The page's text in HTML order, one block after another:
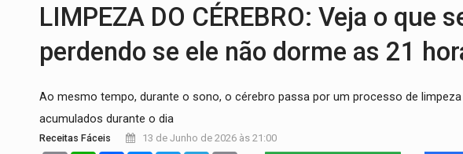
LIMPEZA DO CÉREBRO: Veja o que
perdendo se ele não dorme as 21
Ao mesmo tempo, durante o sono, o cérebro passa por um processo de
acumulados durante o dia
Receitas Fáceis 13 de Junho de 2026 às 21:00